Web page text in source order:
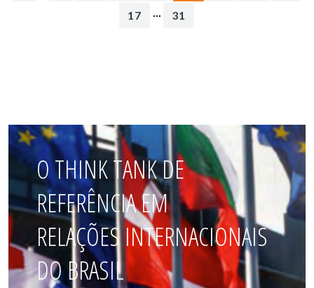
17
... 31
O THINK TANK DE
REFERÊNCIA EM
RELAÇÕES INTERNACIONAIS
DO BRASIL